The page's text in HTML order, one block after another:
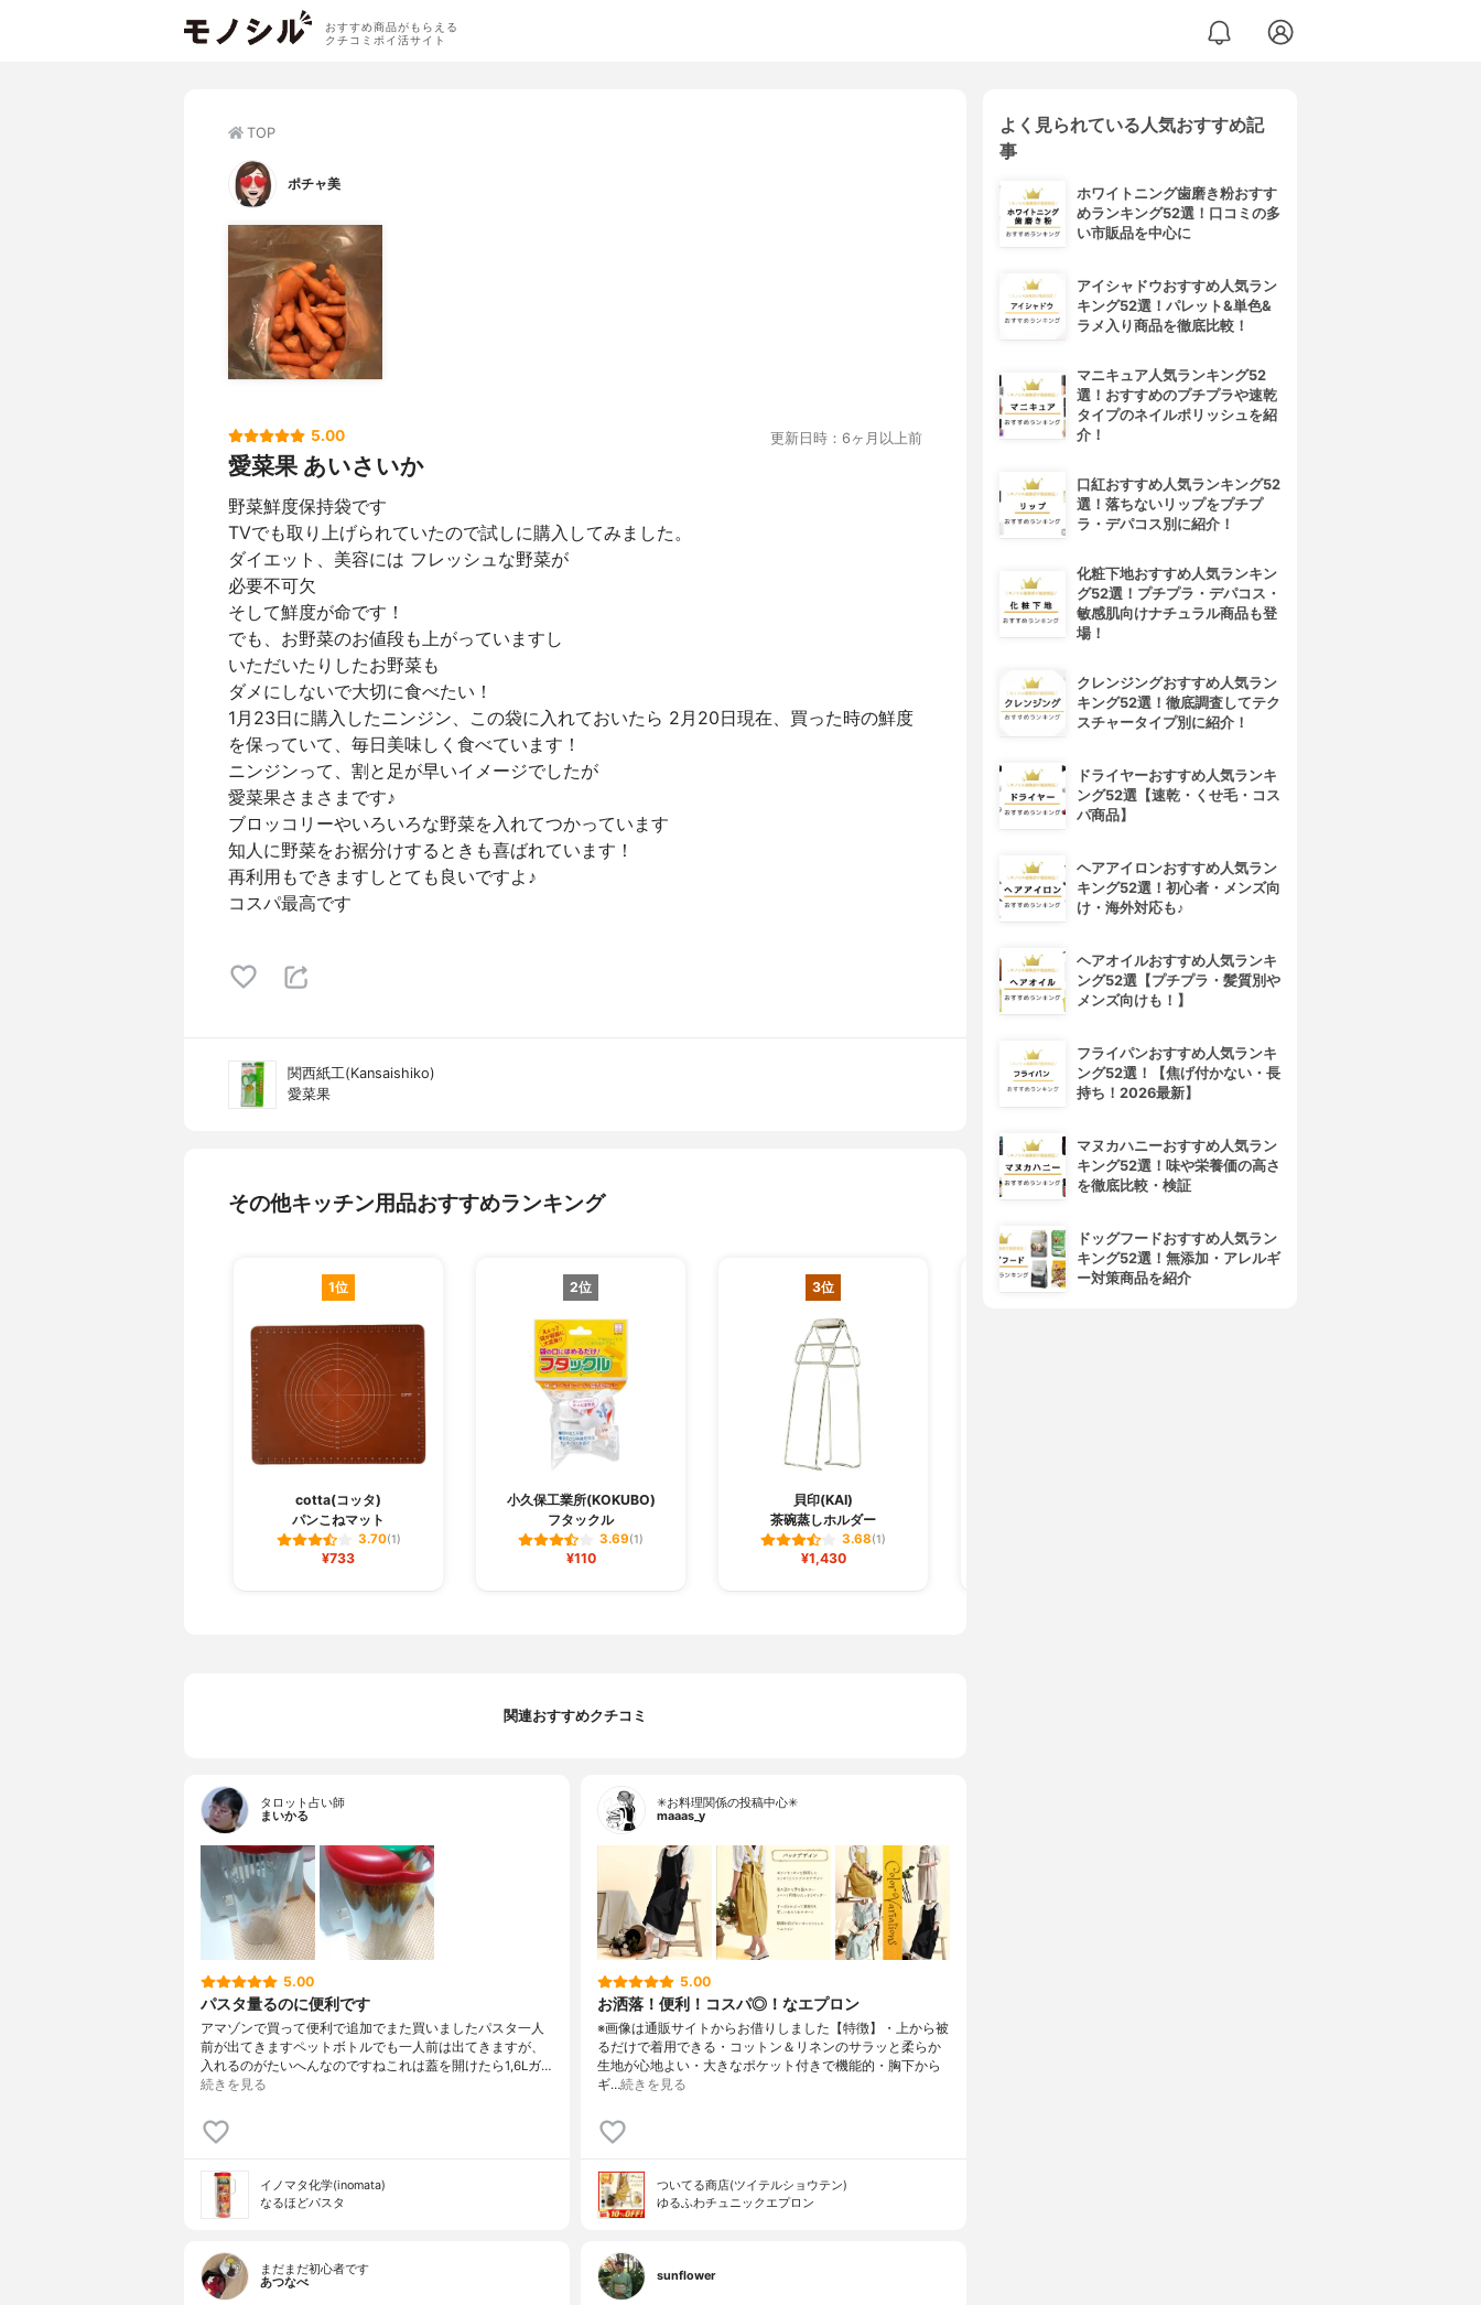
おすすめ商品がもらえる
クチコミポイ活サイト
TOP
ポチャ美
5.00 更新日時：6ヶ月以上前
愛菜果 あいさいか
野菜鮮度保持袋です
TVでも取り上げられていたので試しに購入してみました。
ダイエット、美容には フレッシュな野菜が
必要不可欠
そして鮮度が命です！
でも、お野菜のお値段も上がっていますし
いただいたりしたお野菜も
ダメにしないで大切に食べたい！
1月23日に購入したニンジン、この袋に入れておいたら 2月20日現在、買った時の鮮度
を保っていて、毎日美味しく食べています！
ニンジンって、割と足が早いイメージでしたが
愛菜果さまさまです♪
ブロッコリーやいろいろな野菜を入れてつかっています
知人に野菜をお裾分けするときも喜ばれています！
再利用もできますしとても良いですよ♪
コスパ最高です
関西紙工(Kansaishiko)
愛菜果
その他キッチン用品おすすめランキング
1位
cotta(コッタ)
パンこねマット
3.70(1)
¥733
2位
小久保工業所(KOKUBO)
フタックル
3.69(1)
¥110
3位
貝印(KAI)
茶碗蒸しホルダー
3.68(1)
¥1,430
4位
関連おすすめクチコミ
タロット占い師
まいかる
5.00
パスタ量るのに便利です
アマゾンで買って便利で追加でまた買いましたパスタ一人
前が出てきますペットボトルでも一人前は出てきますが、
入れるのがたいへんなのですねこれは蓋を開けたら1,6Lガ…
続きを見る
イノマタ化学(inomata)
なるほどパスタ
✳お料理関係の投稿中心✳
maaas_y
5.00
お洒落！便利！コスパ◎！なエプロン
※画像は通販サイトからお借りしました【特徴】・上から被
るだけで着用できる・コットン＆リネンのサラッと柔らか
生地が心地よい・大きなポケット付きで機能的・胸下から
ギ…続きを見る
ついてる商店(ツイテルショウテン)
ゆるふわチュニックエプロン
まだまだ初心者です
あつなべ
sunflower
よく見られている人気おすすめ記
事
ホワイトニング歯磨き粉おすす
めランキング52選！口コミの多
い市販品を中心に
アイシャドウおすすめ人気ラン
キング52選！パレット&単色&
ラメ入り商品を徹底比較！
マニキュア人気ランキング52
選！おすすめのプチプラや速乾
タイプのネイルポリッシュを紹
介！
口紅おすすめ人気ランキング52
選！落ちないリップをプチプ
ラ・デパコス別に紹介！
化粧下地おすすめ人気ランキン
グ52選！プチプラ・デパコス・
敏感肌向けナチュラル商品も登
場！
クレンジングおすすめ人気ラン
キング52選！徹底調査してテク
スチャータイプ別に紹介！
ドライヤーおすすめ人気ランキ
ング52選【速乾・くせ毛・コス
パ商品】
ヘアアイロンおすすめ人気ラン
キング52選！初心者・メンズ向
け・海外対応も♪
ヘアオイルおすすめ人気ランキ
ング52選【プチプラ・髪質別や
メンズ向けも！】
フライパンおすすめ人気ランキ
ング52選！【焦げ付かない・長
持ち！2026最新】
マヌカハニーおすすめ人気ラン
キング52選！味や栄養価の高さ
を徹底比較・検証
ドッグフードおすすめ人気ラン
キング52選！無添加・アレルギ
ー対策商品を紹介